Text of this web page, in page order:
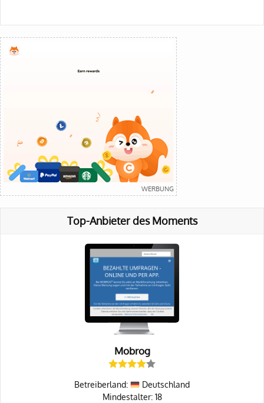
Top-Anbieter des Moments
Mobrog
Betreiberland:
Deutschland
Mindestalter: 18